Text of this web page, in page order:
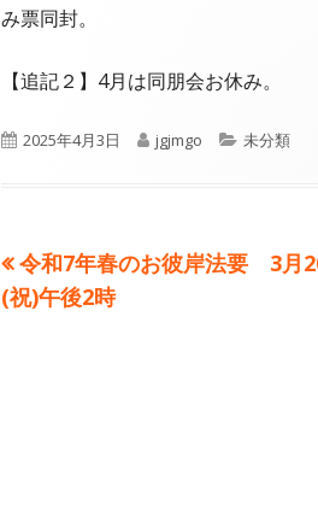
み票同封。
【追記２】4月は同朋会お休み。
公
2025年4月3日
作
jgjmgo
カ
ー
未分類
投前
の
令和7年春のお彼岸法要 3月
(祝)午後2時